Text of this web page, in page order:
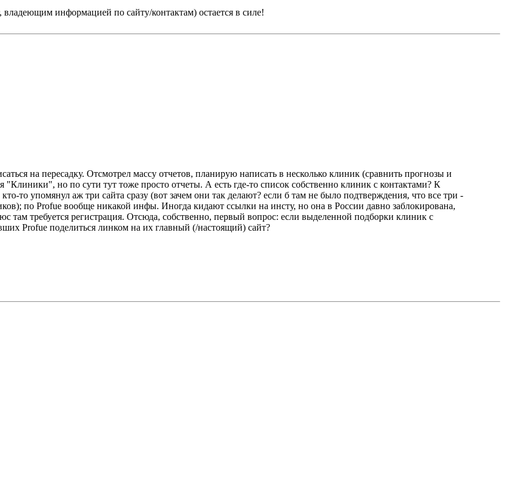
информацией по сайту/контактам) остается в силе!
на пересадку. Отсмотрел массу отчетов, планирую написать в несколько клиник (сравнить прогнозы и
но по сути тут тоже просто отчеты. А есть где-то список собственно клиник с контактами? К
то упомянул аж три сайта сразу (вот зачем они так делают? если б там не было подтверждения, что все три -
по Profue вообще никакой инфы. Иногда кидают ссылки на инсту, но она в России давно заблокирована,
требуется регистрация. Отсюда, собственно, первый вопрос: если выделенной подборки клиник с
Profue поделиться линком на их главный (/настоящий) сайт?